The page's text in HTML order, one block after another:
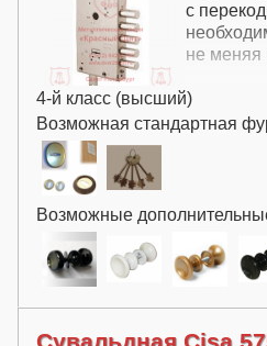
с
не меняя
4-й класс (высший)